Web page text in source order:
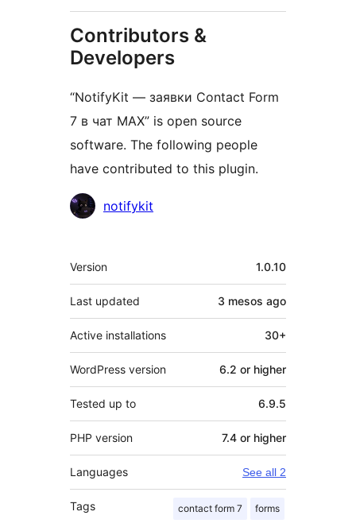
Contributors &
Developers
“NotifyKit — заявки Contact Form
7 в чат MAX” is open source
software. The following people
have contributed to this plugin.
Contributors
notifykit
Meta
Version 1.0.10
Last updated 3 mesos ago
Active installations 30+
WordPress version 6.2 or higher
Tested up to 6.9.5
PHP version 7.4 or higher
Languages See all 2
Tags contact form 7 forms